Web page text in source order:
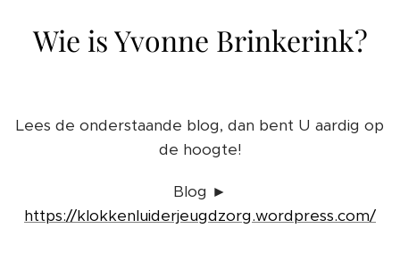
Wie is Yvonne Brinkerink?
Lees de onderstaande blog, dan bent U aardig op
de hoogte!
Blog ►
https://klokkenluiderjeugdzorg.wordpress.com/